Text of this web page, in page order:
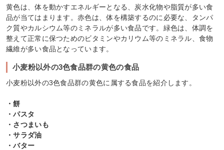
黄色は、体を動かすエネルギーとなる、炭水化物や脂質が多い食
品が当てはまります。赤色は、体を構築するのに必要な、タンパ
ク質やカルシウム等のミネラルが多い食品です。緑色は、体調を
整えて正常に保つためのビタミンやカリウム等のミネラル、食物
繊維が多い食品となっています。
小麦粉以外の3色食品群の黄色の食品
小麦粉以外の3色食品群の黄色に属する食品を紹介します。
・餅
・パスタ
・さつまいも
・サラダ油
・バター